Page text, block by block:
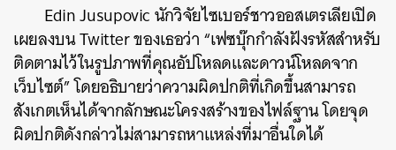
Edin Jusupovic นักวิจัยไซเบอร์ชาวออสเตรเลียเปิด
เผยลงบน Twitter ของเธอว่า “เฟซบุ๊กกำลังฝังรหัสสำหรับ
ติดตามไว้ในรูปภาพที่คุณอัปโหลดและดาวน์โหลดจาก
เว็บไซต์” โดยอธิบายว่าความผิดปกติที่เกิดขึ้นสามารถ
สังเกตเห็นได้จากลักษณะโครงสร้างของไฟล์ฐาน โดยจุด
ผิดปกติดังกล่าวไม่สามารถหาแหล่งที่มาอื่นใดได้